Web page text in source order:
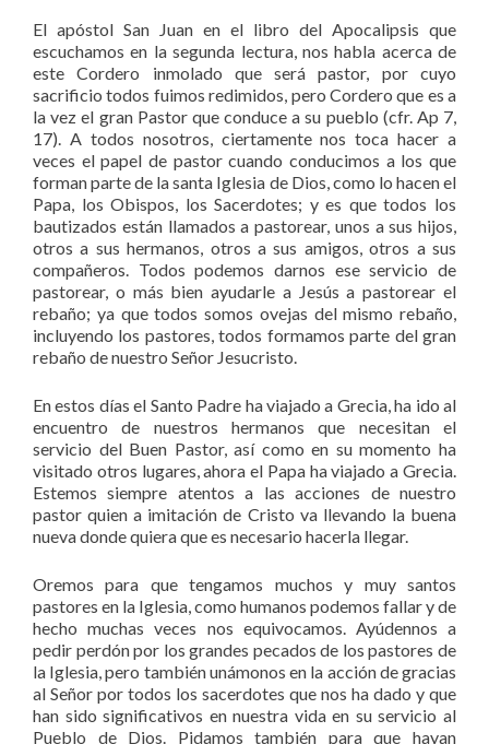
El apóstol San Juan en el libro del Apocalipsis que
escuchamos en la segunda lectura, nos habla acerca de
este Cordero inmolado que será pastor, por cuyo
sacrificio todos fuimos redimidos, pero Cordero que es a
la vez el gran Pastor que conduce a su pueblo (cfr. Ap 7,
17). A todos nosotros, ciertamente nos toca hacer a
veces el papel de pastor cuando conducimos a los que
forman parte de la santa Iglesia de Dios, como lo hacen el
Papa, los Obispos, los Sacerdotes; y es que todos los
bautizados están llamados a pastorear, unos a sus hijos,
otros a sus hermanos, otros a sus amigos, otros a sus
compañeros. Todos podemos darnos ese servicio de
pastorear, o más bien ayudarle a Jesús a pastorear el
rebaño; ya que todos somos ovejas del mismo rebaño,
incluyendo los pastores, todos formamos parte del gran
rebaño de nuestro Señor Jesucristo.
En estos días el Santo Padre ha viajado a Grecia, ha ido al
encuentro de nuestros hermanos que necesitan el
servicio del Buen Pastor, así como en su momento ha
visitado otros lugares, ahora el Papa ha viajado a Grecia.
Estemos siempre atentos a las acciones de nuestro
pastor quien a imitación de Cristo va llevando la buena
nueva donde quiera que es necesario hacerla llegar.
Oremos para que tengamos muchos y muy santos
pastores en la Iglesia, como humanos podemos fallar y de
hecho muchas veces nos equivocamos. Ayúdennos a
pedir perdón por los grandes pecados de los pastores de
la Iglesia, pero también unámonos en la acción de gracias
al Señor por todos los sacerdotes que nos ha dado y que
han sido significativos en nuestra vida en su servicio al
Pueblo de Dios. Pidamos también para que hayan